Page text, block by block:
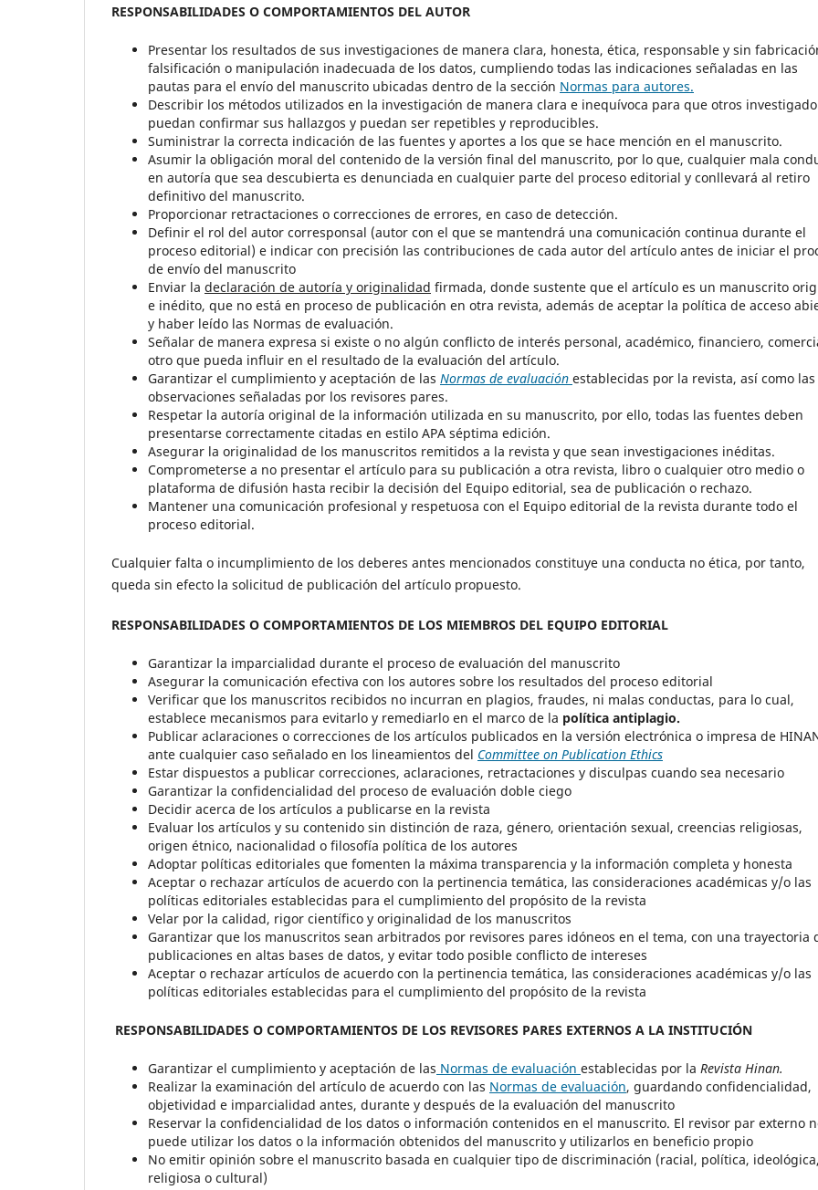
RESPONSABILIDADES O COMPORTAMIENTOS DEL AUTOR
Presentar los resultados de sus investigaciones de manera clara, honesta, ética, responsable y sin
falsificación o manipulación inadecuada de los datos, cumpliendo todas las indicaciones señaladas en las
pautas para el envío del manuscrito ubicadas dentro de la sección Normas para autores.
Describir los métodos utilizados en la investigación de manera clara e inequívoca para que otros
puedan confirmar sus hallazgos y puedan ser repetibles y reproducibles.
Suministrar la correcta indicación de las fuentes y aportes a los que se hace mención en el manuscrito.
Asumir la obligación moral del contenido de la versión final del manuscrito, por lo que, cualquier mala
en autoría que sea descubierta es denunciada en cualquier parte del proceso editorial y conllevará al retiro
definitivo del manuscrito.
Proporcionar retractaciones o correcciones de errores, en caso de detección.
Definir el rol del autor corresponsal (autor con el que se mantendrá una comunicación continua durante el
proceso editorial) e indicar con precisión las contribuciones de cada autor del artículo antes de iniciar el
de envío del manuscrito
Enviar la declaración de autoría y originalidad firmada, donde sustente que el artículo es un manuscrito
e inédito, que no está en proceso de publicación en otra revista, además de aceptar la política de acceso
y haber leído las Normas de evaluación.
Señalar de manera expresa si existe o no algún conflicto de interés personal, académico, financiero,
otro que pueda influir en el resultado de la evaluación del artículo.
Garantizar el cumplimiento y aceptación de las Normas de evaluación establecidas por la revista, así como las
observaciones señaladas por los revisores pares.
Respetar la autoría original de la información utilizada en su manuscrito, por ello, todas las fuentes deben
presentarse correctamente citadas en estilo APA séptima edición.
Asegurar la originalidad de los manuscritos remitidos a la revista y que sean investigaciones inéditas.
Comprometerse a no presentar el artículo para su publicación a otra revista, libro o cualquier otro medio o
plataforma de difusión hasta recibir la decisión del Equipo editorial, sea de publicación o rechazo.
Mantener una comunicación profesional y respetuosa con el Equipo editorial de la revista durante todo el
proceso editorial.
Cualquier falta o incumplimiento de los deberes antes mencionados constituye una conducta no ética, por tanto,
queda sin efecto la solicitud de publicación del artículo propuesto.
RESPONSABILIDADES O COMPORTAMIENTOS DE LOS MIEMBROS DEL EQUIPO EDITORIAL
Garantizar la imparcialidad durante el proceso de evaluación del manuscrito
Asegurar la comunicación efectiva con los autores sobre los resultados del proceso editorial
Verificar que los manuscritos recibidos no incurran en plagios, fraudes, ni malas conductas, para lo cual,
establece mecanismos para evitarlo y remediarlo en el marco de la política antiplagio.
Publicar aclaraciones o correcciones de los artículos publicados en la versión electrónica o impresa de
ante cualquier caso señalado en los lineamientos del Committee on Publication Ethics
Estar dispuestos a publicar correcciones, aclaraciones, retractaciones y disculpas cuando sea necesario
Garantizar la confidencialidad del proceso de evaluación doble ciego
Decidir acerca de los artículos a publicarse en la revista
Evaluar los artículos y su contenido sin distinción de raza, género, orientación sexual, creencias religiosas,
origen étnico, nacionalidad o filosofía política de los autores
Adoptar políticas editoriales que fomenten la máxima transparencia y la información completa y honesta
Aceptar o rechazar artículos de acuerdo con la pertinencia temática, las consideraciones académicas y/o las
políticas editoriales establecidas para el cumplimiento del propósito de la revista
Velar por la calidad, rigor científico y originalidad de los manuscritos
Garantizar que los manuscritos sean arbitrados por revisores pares idóneos en el tema, con una trayectoria
publicaciones en altas bases de datos, y evitar todo posible conflicto de intereses
Aceptar o rechazar artículos de acuerdo con la pertinencia temática, las consideraciones académicas y/o las
políticas editoriales establecidas para el cumplimiento del propósito de la revista
RESPONSABILIDADES O COMPORTAMIENTOS DE LOS REVISORES PARES EXTERNOS A LA INSTITUCIÓN
Garantizar el cumplimiento y aceptación de las Normas de evaluación establecidas por la Revista Hinan.
Realizar la examinación del artículo de acuerdo con las Normas de evaluación, guardando confidencialidad,
objetividad e imparcialidad antes, durante y después de la evaluación del manuscrito
Reservar la confidencialidad de los datos o información contenidos en el manuscrito. El revisor par externo
puede utilizar los datos o la información obtenidos del manuscrito y utilizarlos en beneficio propio
No emitir opinión sobre el manuscrito basada en cualquier tipo de discriminación (racial, política,
religiosa o cultural)